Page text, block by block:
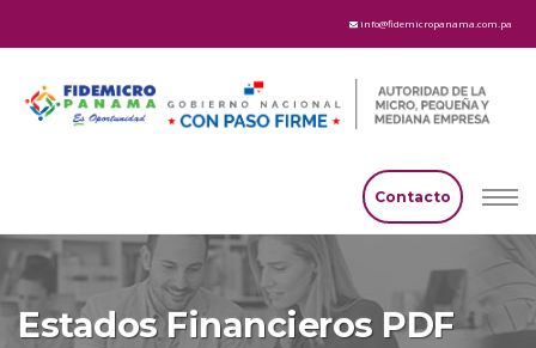
info@fidemicropanama.com.pa
Contacto
Estados Financieros PDF